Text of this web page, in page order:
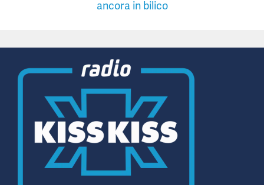
ancora in bilico